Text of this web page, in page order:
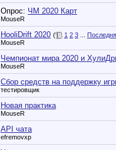
Опрос: ЧМ 2020 Карт
MouseR
HooliDrift 2020 ( 1 2 3
MouseR
Чемпионат мира 2020 и
MouseR
Сбор средств на поддержку
тестировщик
Новая практика
MouseR
API чата
efremovxp